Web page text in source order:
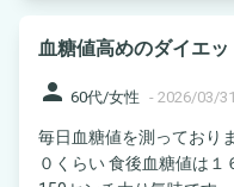
血糖値高めのダイエッ
person 60代/女性 - 2026/03/31
毎日血糖値を測っており
０くらい 食後血糖値は